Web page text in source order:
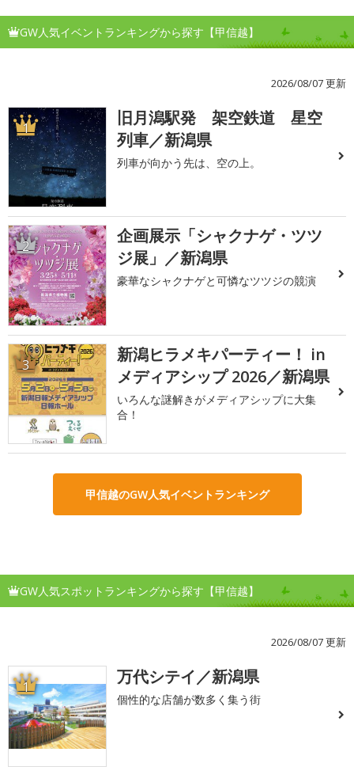
GW人気イベントランキングから探す【甲信越】
2026/08/07 更新
1
旧月潟駅発 架空鉄道 星空
列車／新潟県
列車が向かう先は、空の上。
2
企画展示「シャクナゲ・ツツ
ジ展」／新潟県
豪華なシャクナゲと可憐なツツジの競演
3
新潟ヒラメキパーティー！ in
メディアシップ 2026／新潟県
いろんな謎解きがメディアシップに大集
合！
甲信越のGW人気イベントランキング
GW人気スポットランキングから探す【甲信越】
2026/08/07 更新
1 万代シテイ／新潟県
個性的な店舗が数多く集う街